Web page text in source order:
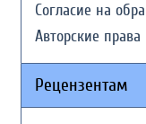
Согласие на
Авторские права
Рецензентам